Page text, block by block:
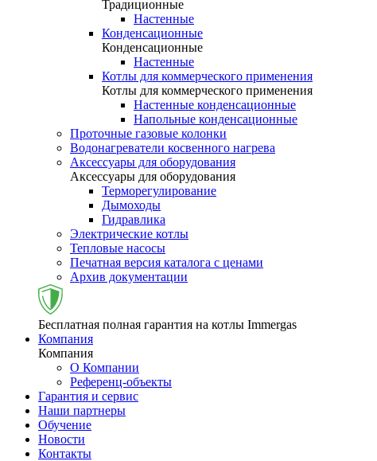
Традиционные
Настенные
Конденсационные
Конденсационные
Настенные
Котлы для коммерческого применения
Котлы для коммерческого применения
Настенные конденсационные
Напольные конденсационные
Проточные газовые колонки
Водонагреватели косвенного нагрева
Аксессуары для оборудования
Аксессуары для оборудования
Терморегулирование
Дымоходы
Гидравлика
Электрические котлы
Тепловые насосы
Печатная версия каталога с ценами
Архив документации
Бесплатная полная гарантия на котлы Immergas
Компания
Компания
О Компании
Референц-объекты
Гарантия и сервис
Наши партнеры
Обучение
Новости
Контакты